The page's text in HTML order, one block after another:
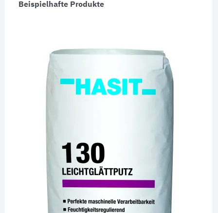
Beispielhafte Produkte